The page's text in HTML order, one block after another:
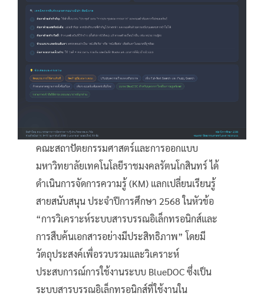
คณะสถาปัตยกรรมศาสตร์และการออกแบบ
มหาวิทยาลัยเทคโนโลยีราชมงคลรัตนโกสินทร์ ได้
ดำเนินการจัดการความรู้ (KM) แลกเปลี่ยนเรียนรู้
สายสนับสนุน ประจำปีการศึกษา 2568 ในหัวข้อ
“การวิเคราะห์ระบบสารบรรณอิเล็กทรอนิกส์และ
การสืบค้นเอกสารอย่างมีประสิทธิภาพ” โดยมี
วัตถุประสงค์เพื่อรวบรวมและวิเคราะห์
ประสบการณ์การใช้งานระบบ BlueDOC ซึ่งเป็น
ระบบสารบรรณอิเล็กทรอนิกส์ที่ใช้งานใน